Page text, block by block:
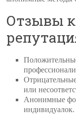
Отзывы
или
Анонимные
индивидуалок.